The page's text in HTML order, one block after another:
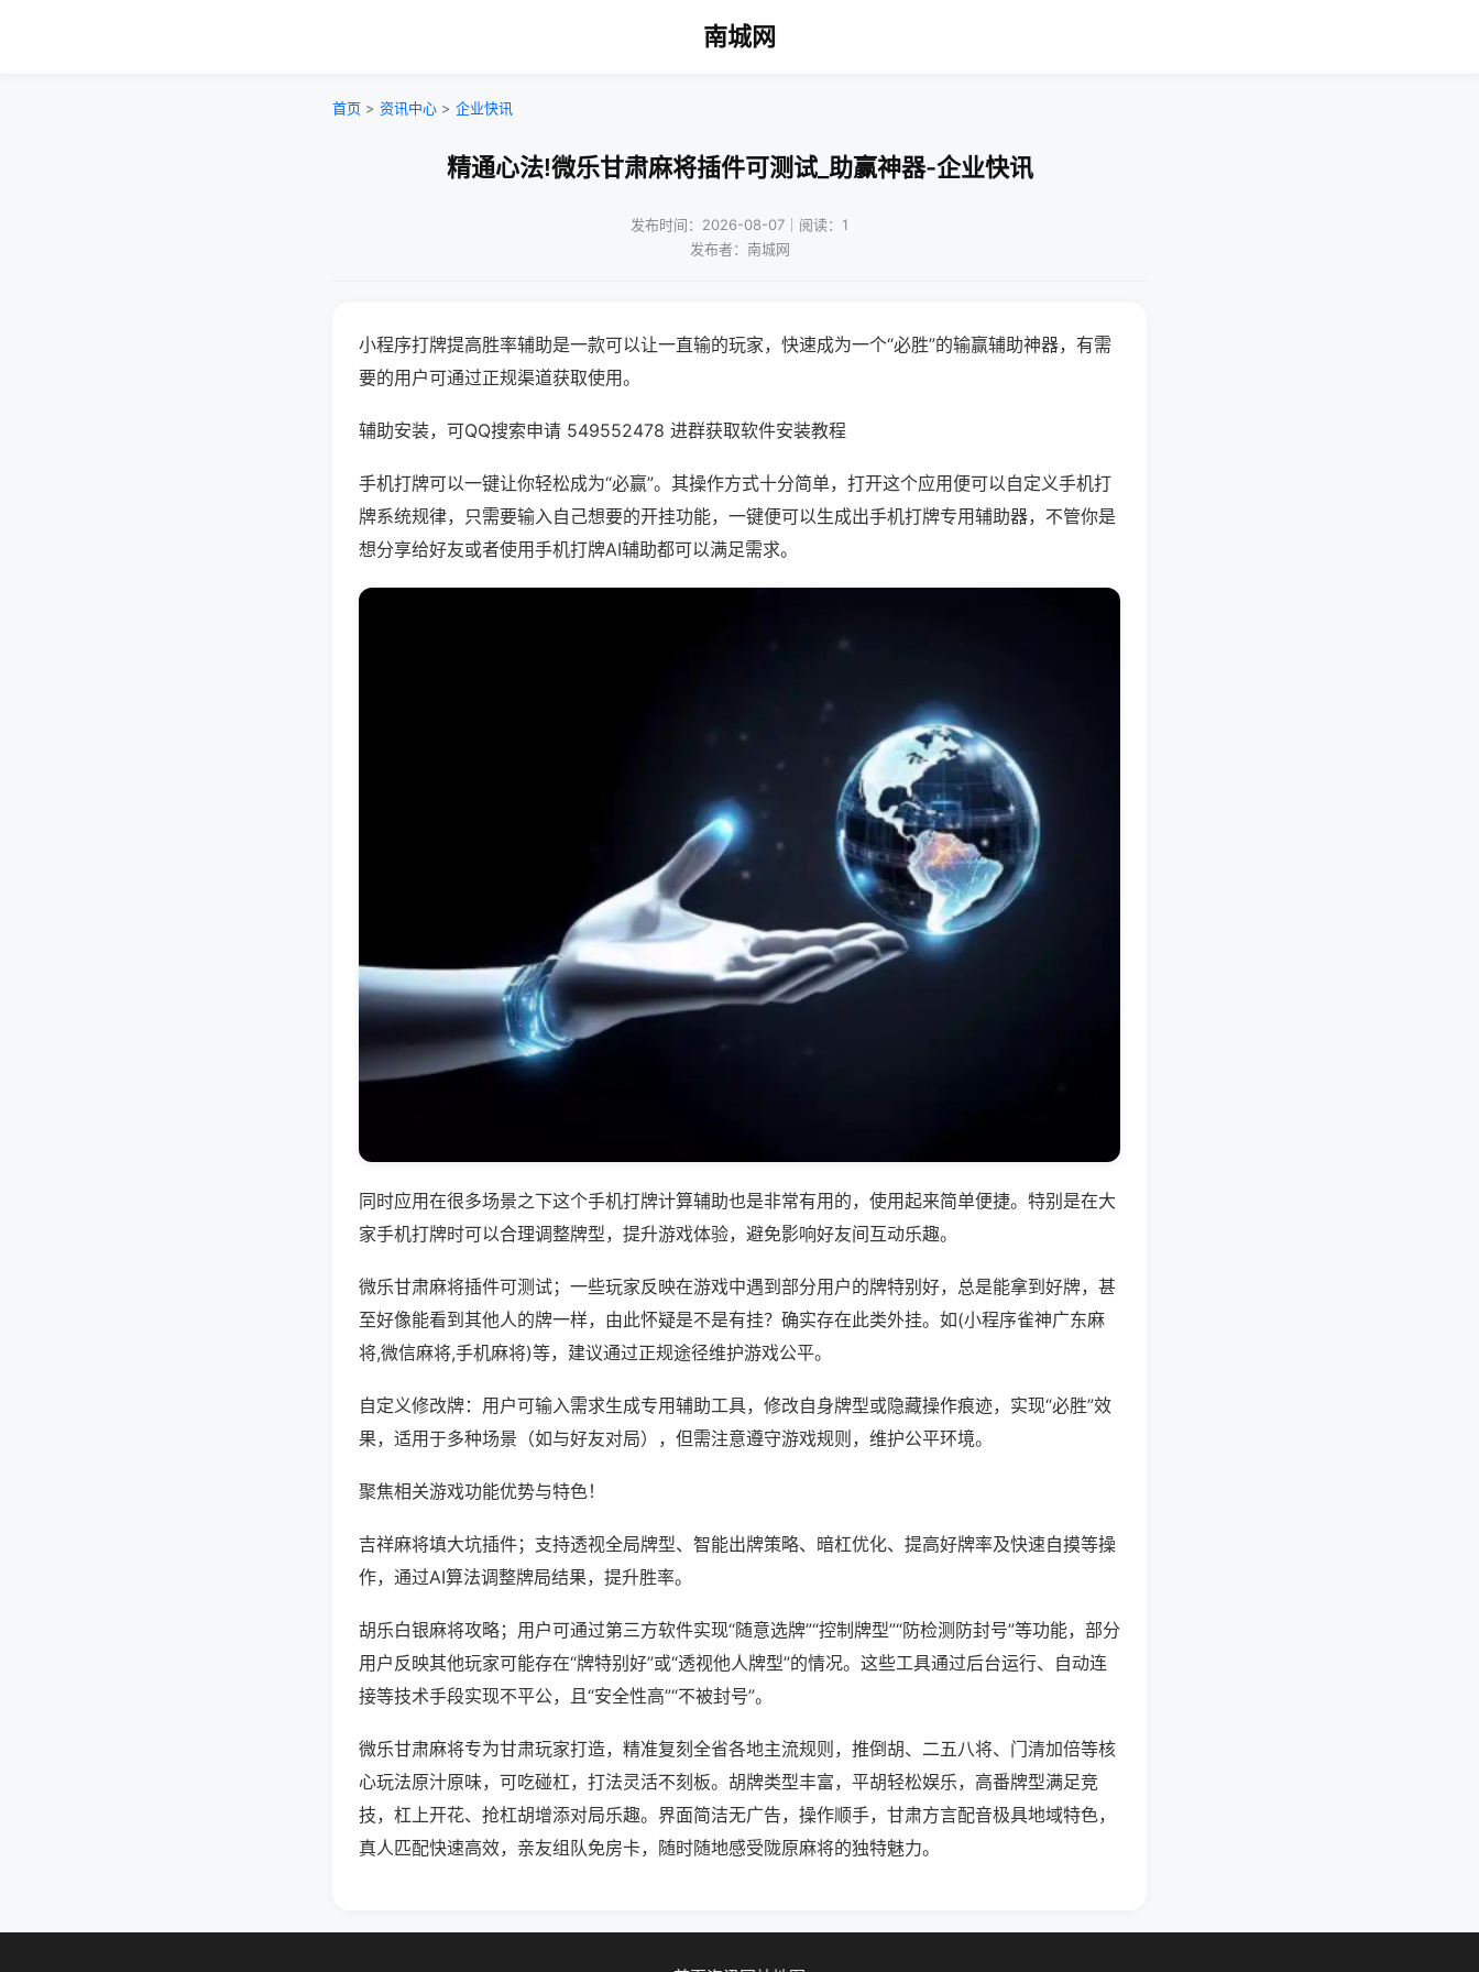
南城网
首页 > 资讯中心 > 企业快讯
精通心法!微乐甘肃麻将插件可测试_助赢神器-企业快讯
发布时间：2026-08-07｜阅读：1
发布者：南城网
小程序打牌提高胜率辅助是一款可以让一直输的玩家，快速成为一个“必胜”的输赢辅助神器，有需
要的用户可通过正规渠道获取使用。
辅助安装，可QQ搜索申请 549552478 进群获取软件安装教程
手机打牌可以一键让你轻松成为“必赢”。其操作方式十分简单，打开这个应用便可以自定义手机打
牌系统规律，只需要输入自己想要的开挂功能，一键便可以生成出手机打牌专用辅助器，不管你是
想分享给好友或者使用手机打牌AI辅助都可以满足需求。
同时应用在很多场景之下这个手机打牌计算辅助也是非常有用的，使用起来简单便捷。特别是在大
家手机打牌时可以合理调整牌型，提升游戏体验，避免影响好友间互动乐趣。
微乐甘肃麻将插件可测试；一些玩家反映在游戏中遇到部分用户的牌特别好，总是能拿到好牌，甚
至好像能看到其他人的牌一样，由此怀疑是不是有挂？确实存在此类外挂。如(小程序雀神广东麻
将,微信麻将,手机麻将)等，建议通过正规途径维护游戏公平。
自定义修改牌：用户可输入需求生成专用辅助工具，修改自身牌型或隐藏操作痕迹，实现“必胜”效
果，适用于多种场景（如与好友对局），但需注意遵守游戏规则，维护公平环境。
聚焦相关游戏功能优势与特色！
吉祥麻将填大坑插件；支持透视全局牌型、智能出牌策略、暗杠优化、提高好牌率及快速自摸等操
作，通过AI算法调整牌局结果，提升胜率。
胡乐白银麻将攻略；用户可通过第三方软件实现“随意选牌”“控制牌型”“防检测防封号”等功能，部分
用户反映其他玩家可能存在“牌特别好”或“透视他人牌型”的情况。这些工具通过后台运行、自动连
接等技术手段实现不平公，且“安全性高”“不被封号”。
微乐甘肃麻将专为甘肃玩家打造，精准复刻全省各地主流规则，推倒胡、二五八将、门清加倍等核
心玩法原汁原味，可吃碰杠，打法灵活不刻板。胡牌类型丰富，平胡轻松娱乐，高番牌型满足竞
技，杠上开花、抢杠胡增添对局乐趣。界面简洁无广告，操作顺手，甘肃方言配音极具地域特色，
真人匹配快速高效，亲友组队免房卡，随时随地感受陇原麻将的独特魅力。